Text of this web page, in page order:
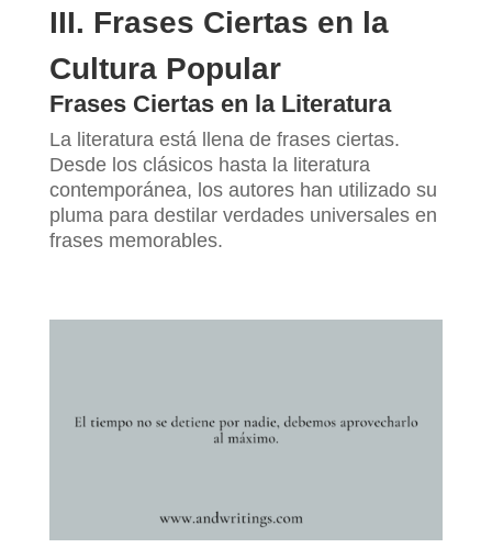
III. Frases Ciertas en la
Cultura Popular
Frases Ciertas en la Literatura
La literatura está llena de frases ciertas.
Desde los clásicos hasta la literatura
contemporánea, los autores han utilizado su
pluma para destilar verdades universales en
frases memorables.